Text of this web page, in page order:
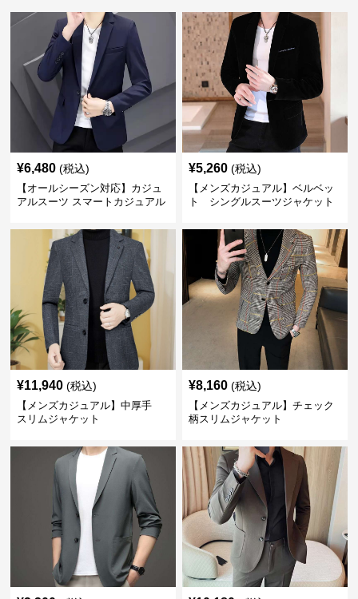
¥6,480 (税込)
【オールシーズン対応】カジュ
アルスーツ スマートカジュアル
¥5,260 (税込)
【メンズカジュアル】ベルベッ
ト シングルスーツジャケット
¥11,940 (税込)
【メンズカジュアル】中厚手
スリムジャケット
¥8,160 (税込)
【メンズカジュアル】チェック
柄スリムジャケット